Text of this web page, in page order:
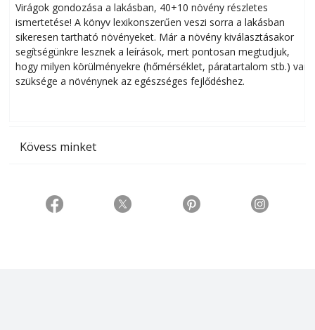
Virágok gondozása a lakásban, 40+10 növény részletes
ismertetése! A könyv lexikonszerűen veszi sorra a lakásban
sikeresen tart­ha­tó növényeket. Már a növény kiválasztásakor
segítségünkre lesznek a leírások, mert pontosan megtudjuk,
hogy milyen körülményekre (hőmérséklet, páratartalom stb.) van
szüksége a növénynek az egészséges fejlődéshez.
Kövess minket